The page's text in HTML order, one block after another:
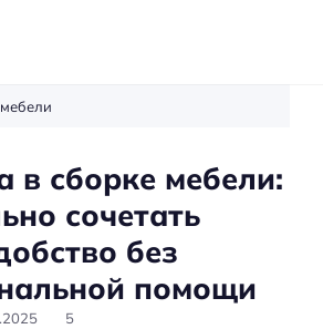
в сборке мебели:
сочетать
без
помощи
5